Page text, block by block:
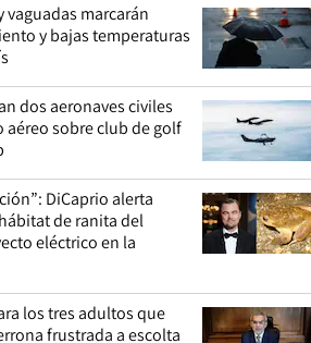
marcarán
y bajas temperaturas
dos aeronaves civiles
sobre club de golf
DiCaprio alerta
de ranita del
eléctrico en la
los tres adultos que
frustrada a escolta